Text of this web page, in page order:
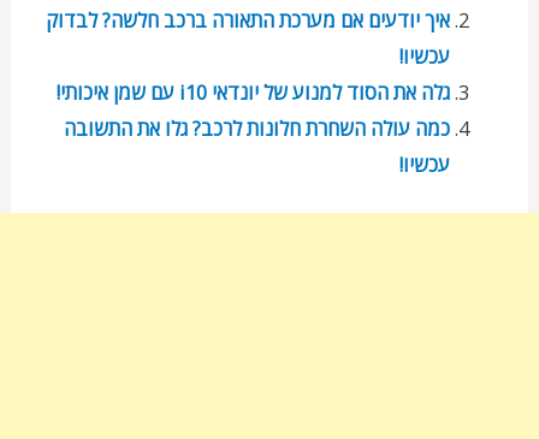
איך יודעים אם מערכת התאורה ברכב חלשה? לבדוק
עכשיו!
גלה את הסוד למנוע של יונדאי i10 עם שמן איכותי!
כמה עולה השחרת חלונות לרכב? גלו את התשובה
עכשיו!